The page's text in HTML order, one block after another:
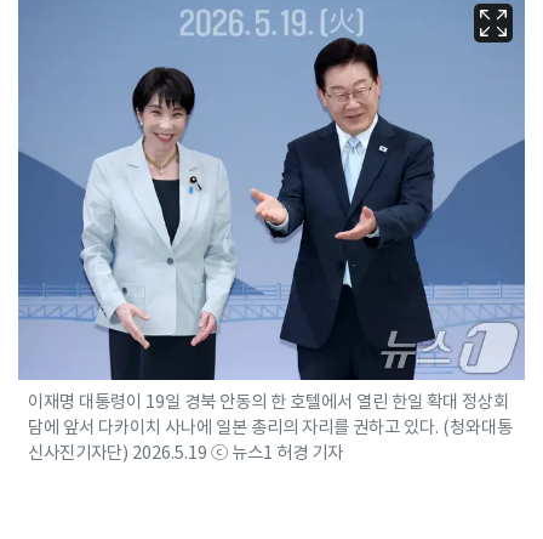
이재명 대통령이 19일 경북 안동의 한 호텔에서 열린 한일 확대 정상회
담에 앞서 다카이치 사나에 일본 총리의 자리를 권하고 있다. (청와대통
신사진기자단) 2026.5.19 ⓒ 뉴스1 허경 기자